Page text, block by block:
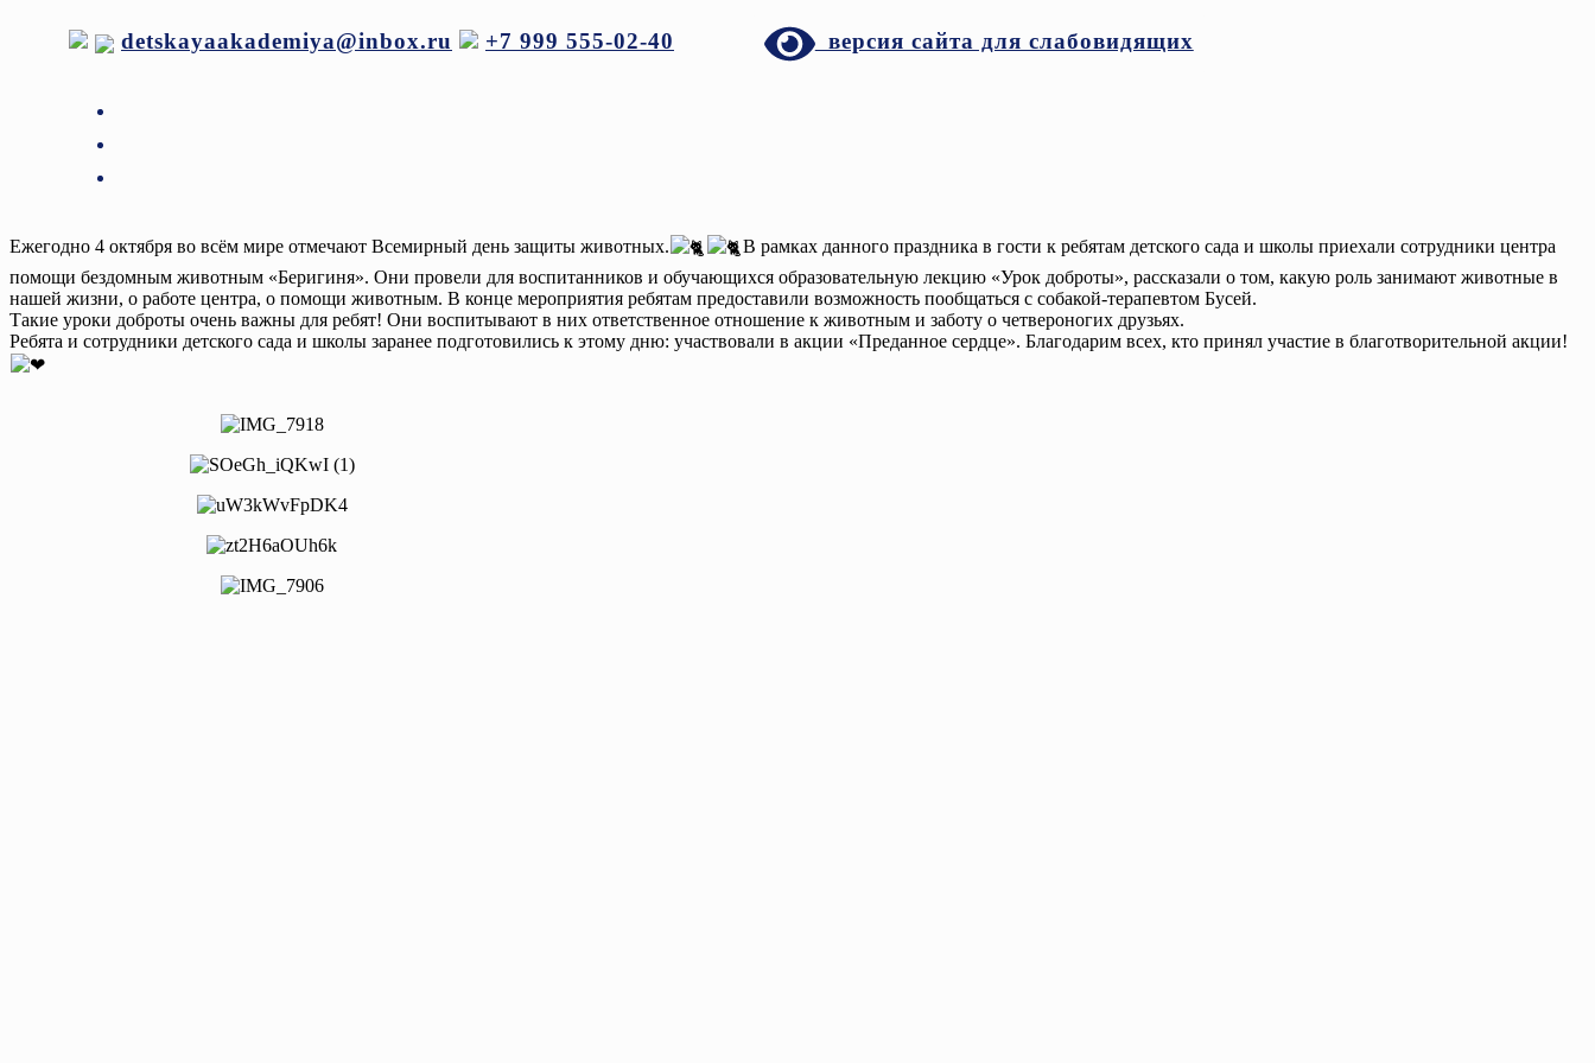
detskayaakademiya@inbox.ru +7 999 555-02-40 версия сайта для слабовидящих
Ежегодно 4 октября во всём мире отмечают Всемирный день защиты животных.
В рамках данного праздника в гости к ребятам детского сада и школы приехали сотрудники центра
помощи бездомным животным «Беригиня». Они провели для воспитанников и обучающихся образовательную лекцию «Урок доброты», рассказали о том, какую роль занимают животные в
нашей жизни, о работе центра, о помощи животным. В конце мероприятия ребятам предоставили возможность пообщаться с собакой-терапевтом Бусей.
Такие уроки доброты очень важны для ребят! Они воспитывают в них ответственное отношение к животным и заботу о четвероногих друзьях.
Ребята и сотрудники детского сада и школы заранее подготовились к этому дню: участвовали в акции «Преданное сердце». Благодарим всех, кто принял участие в благотворительной акции!